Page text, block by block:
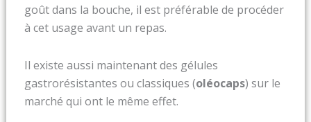
goût dans la bouche, il est préférable de procéder
à cet usage avant un repas.
Il existe aussi maintenant des gélules
gastrorésistantes ou classiques (oléocaps) sur le
marché qui ont le même effet.